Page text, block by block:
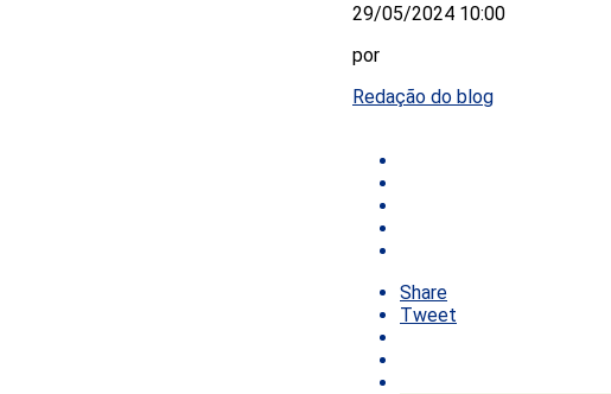
29/05/2024 10:00
por
Redação do blog
Share
Tweet